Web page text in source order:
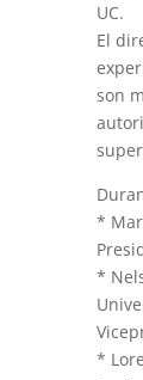
UC.
El
son
*
*
*